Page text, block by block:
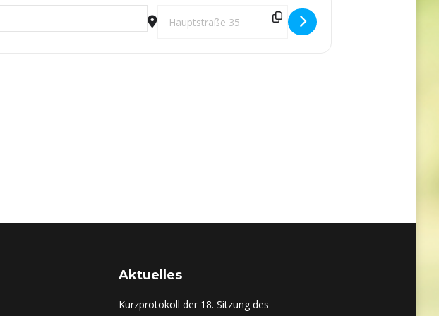
/ Kaifenheim / Brohl / Brachtendorf / Forst [UGebQsMtn]Destination Address - Jahreshauptversammlung 2025 der
Aktuelles
Kurzprotokoll der 18. Sitzung des